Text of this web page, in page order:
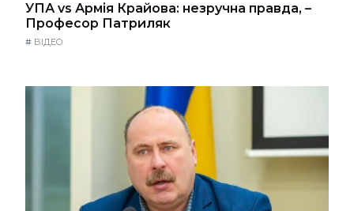
УПА vs Армія Крайова: незручна правда, –
Професор Патриляк
# ВІДЕО